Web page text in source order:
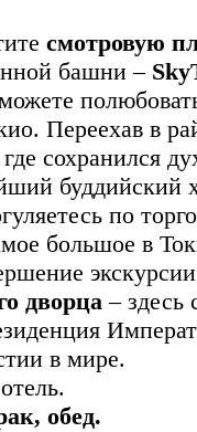
смотровую
башни –
Переехав в
сохранился
буддийский
по
большое в
дворца– здесь
в мире.
обед.